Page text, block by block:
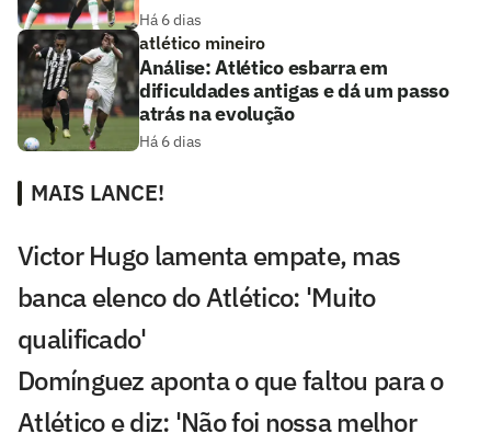
Há 6 dias
atlético mineiro
Análise: Atlético esbarra em
dificuldades antigas e dá um passo
atrás na evolução
Há 6 dias
MAIS LANCE!
Victor Hugo lamenta empate, mas
banca elenco do Atlético: 'Muito
qualificado'
Domínguez aponta o que faltou para o
Atlético e diz: 'Não foi nossa melhor